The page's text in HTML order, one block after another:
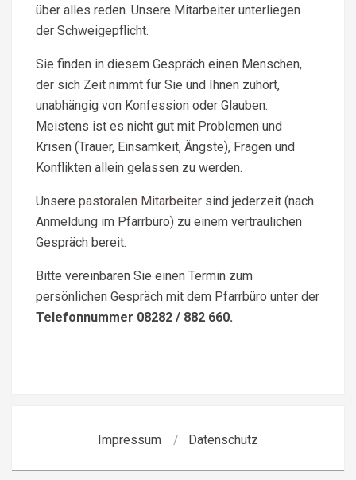
über alles reden. Unsere Mitarbeiter unterliegen
der Schweigepflicht.
Sie finden in diesem Gespräch einen Menschen,
der sich Zeit nimmt für Sie und Ihnen zuhört,
unabhängig von Konfession oder Glauben.
Meistens ist es nicht gut mit Problemen und
Krisen (Trauer, Einsamkeit, Ängste), Fragen und
Konflikten allein gelassen zu werden.
Unsere pastoralen Mitarbeiter sind jederzeit (nach
Anmeldung im Pfarrbüro) zu einem vertraulichen
Gespräch bereit.
Bitte vereinbaren Sie einen Termin zum
persönlichen Gespräch mit dem Pfarrbüro unter der
Telefonnummer 08282 / 882 660.
Impressum
Datenschutz